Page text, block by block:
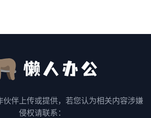
伙伴上传或提供，若您认为相关内容涉嫌
侵权请联系：